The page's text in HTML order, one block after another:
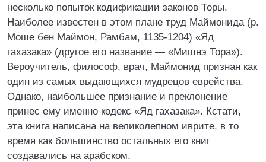
несколько попыток кодификации законов Торы.
Наиболее известен в этом плане труд Маймонида (р.
Моше бен Маймон, Рамбам, 1135-1204) «Яд
гахазака» (другое его название — «Мишнэ Тора»).
Вероучитель, философ, врач, Маймонид признан как
один из самых выдающихся мудрецов еврейства.
Однако, наибольшее признание и преклонение
принес ему именно кодекс «Яд гахазака». Кстати,
эта книга написана на великолепном иврите, в то
время как большинство остальных его книг
создавались на арабском.